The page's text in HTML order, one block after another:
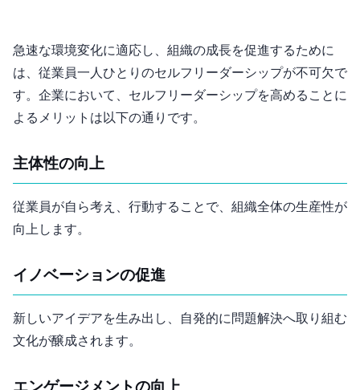
急速な環境変化に適応し、組織の成長を促進するために
は、従業員一人ひとりのセルフリーダーシップが不可欠で
す。企業において、セルフリーダーシップを高めることに
よるメリットは以下の通りです。
主体性の向上
従業員が自ら考え、行動することで、組織全体の生産性が
向上します。
イノベーションの促進
新しいアイデアを生み出し、自発的に問題解決へ取り組む
文化が醸成されます。